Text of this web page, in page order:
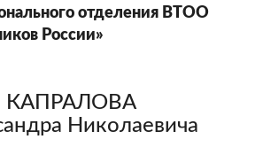
отделения ВТОО
России»
КАПРАЛОВА
Николаевича